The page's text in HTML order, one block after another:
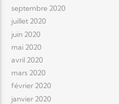
septembre 2020
juillet 2020
juin 2020
mai 2020
avril 2020
mars 2020
février 2020
janvier 2020